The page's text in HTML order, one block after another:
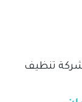
تنظيف